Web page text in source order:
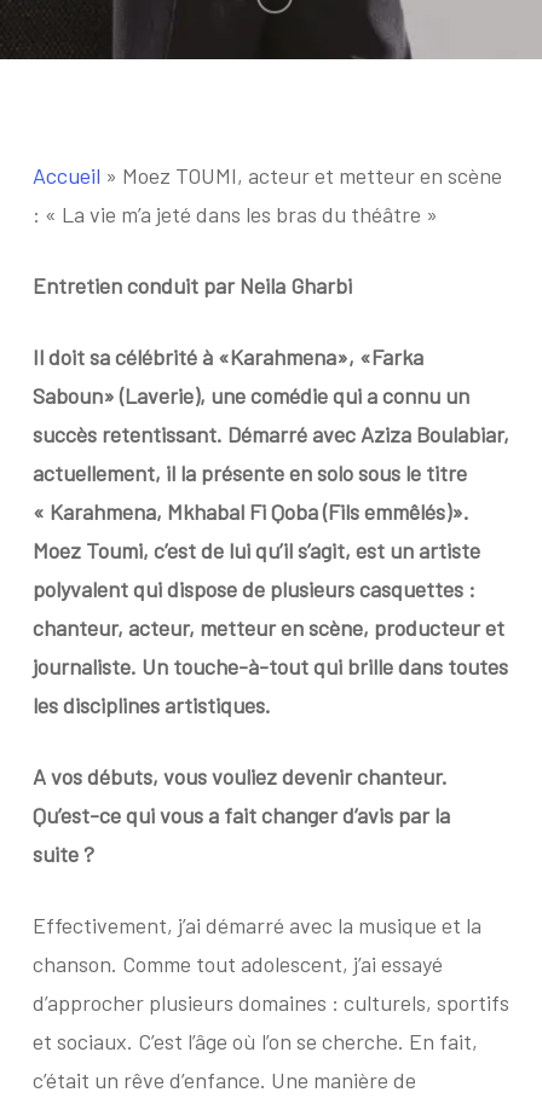
Accueil » Moez TOUMI, acteur et metteur en scène
: « La vie m’a jeté dans les bras du théâtre »
Entretien conduit par Neila Gharbi
Il doit sa célébrité à «Karahmena», «Farka
Saboun» (Laverie), une comédie qui a connu un
succès retentissant. Démarré avec Aziza Boulabiar,
actuellement, il la présente en solo sous le titre
« Karahmena, Mkhabal Fi Qoba (Fils emmêlés)».
Moez Toumi, c’est de lui qu’il s’agit, est un artiste
polyvalent qui dispose de plusieurs casquettes :
chanteur, acteur, metteur en scène, producteur et
journaliste. Un touche-à-tout qui brille dans toutes
les disciplines artistiques.
A vos débuts, vous vouliez devenir chanteur.
Qu’est-ce qui vous a fait changer d’avis par la
suite ?
Effectivement, j’ai démarré avec la musique et la
chanson. Comme tout adolescent, j’ai essayé
d’approcher plusieurs domaines : culturels, sportifs
et sociaux. C’est l’âge où l’on se cherche. En fait,
c’était un rêve d’enfance. Une manière de